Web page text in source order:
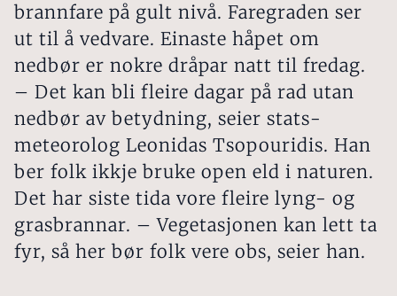
brann­fare på gult nivå. Fare­graden ser
ut til å ved­vare. Einaste håpet om
nedbør er nokre dråpar natt til fredag.
– Det kan bli fleire dagar på rad utan
nedbør av betydning, seier stats­
meteorolog Leonidas Tsopouridis. Han
ber folk ikkje bruke open eld i naturen.
Det har siste tida vore fleire lyng- og
grasbrannar. – Vegetasjonen kan lett ta
fyr, så her bør folk vere obs, seier han.